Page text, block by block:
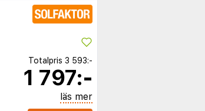
Totalpris 3 593:-
1 797:-
läs mer